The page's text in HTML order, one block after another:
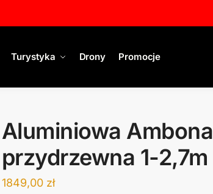
Turystyka Drony Promocje
Aluminiowa Ambona
przydrzewna 1-2,7m
1849,00 zł